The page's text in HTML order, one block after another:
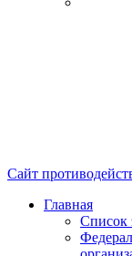
Сайт
Главная
Список